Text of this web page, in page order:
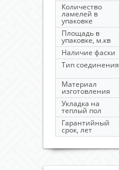
Количество
ламелей в
упаковке
Площадь в
упаковке, м.кв
Наличие фаски
Тип соединения
Материал
изготовления
Укладка на
теплый пол
Гарантийный
срок, лет